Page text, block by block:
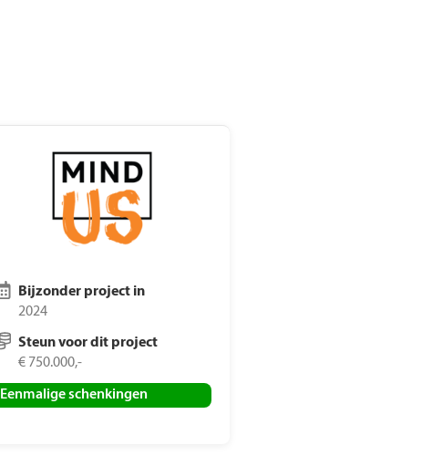
Bijzonder project in
2024
Steun voor dit project
€ 750.000,-
Eenmalige schenkingen